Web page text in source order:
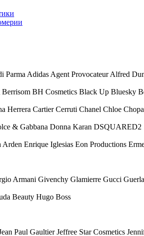
Parma Adidas Agent Provocateur Alfred
Berrisom BH Cosmetics Black Up
Herrera Cartier Cerruti Chanel Chloe
& Gabbana Donna Karan DSQUARED2
Arden Enrique Iglesias Eon Productions
Armani Givenchy Glamierre Gucci
Beauty Hugo Boss
Paul Gaultier Jeffree Star Cosmetics